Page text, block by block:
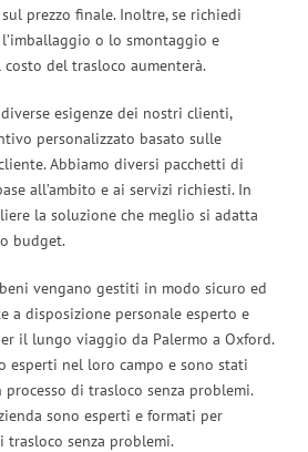
prezzo finale. Inoltre, se richiedi
o lo smontaggio e
del trasloco aumenterà.
esigenze dei nostri clienti,
personalizzato basato sulle
Abbiamo diversi pacchetti di
all’ambito e ai servizi richiesti. In
la soluzione che meglio si adatta
budget.
vengano gestiti in modo sicuro ed
a disposizione personale esperto e
il lungo viaggio da Palermo a Oxford.
esperti nel loro campo e sono stati
di trasloco senza problemi.
sono esperti e formati per
trasloco senza problemi.